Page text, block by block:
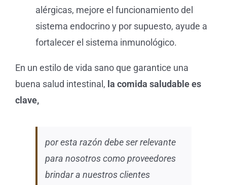
alérgicas, mejore el funcionamiento del
sistema endocrino y por supuesto, ayude a
fortalecer el sistema inmunológico.
En un estilo de vida sano que garantice una
buena salud intestinal, la comida saludable es
clave,
por esta razón debe ser relevante
para nosotros como proveedores
brindar a nuestros clientes